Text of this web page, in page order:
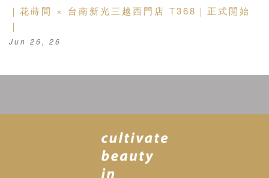
｜花蒔間 × 台南新光三越西門店 T368｜正式開始
｜
Jun 26, 26